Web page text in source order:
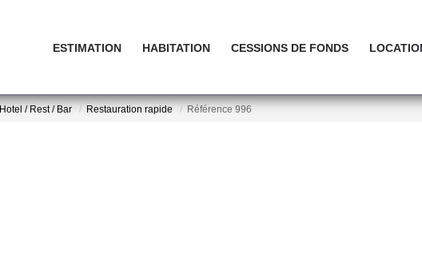
ESTIMATION HABITATION CESSIONS DE FONDS
Hotel / Rest / Bar Restauration rapide Référence 996